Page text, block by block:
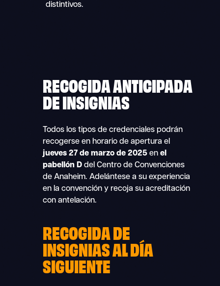
distintivos.
RECOGIDA ANTICIPADA
DE INSIGNIAS
Todos los tipos de credenciales podrán
recogerse en horario de apertura el
jueves 27 de marzo de 2025 enel
pabellón D del Centro de Convenciones
de Anaheim. Adelántese a su experiencia
en la convención y recoja su acreditación
con antelación.
RECOGIDA DE
INSIGNIAS AL DÍA
SIGUIENTE